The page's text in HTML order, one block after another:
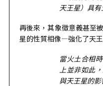
天王星）具
再後來，其象徵意義甚至
星的性質相像—強化了天
當火土合相
上並非如此
與天王星的